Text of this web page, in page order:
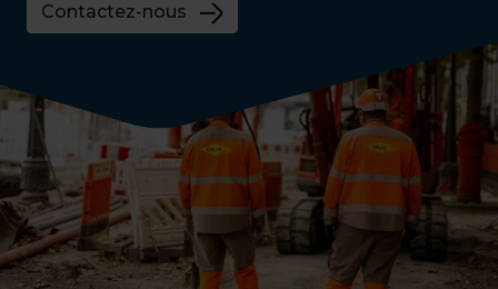
Contactez-nous